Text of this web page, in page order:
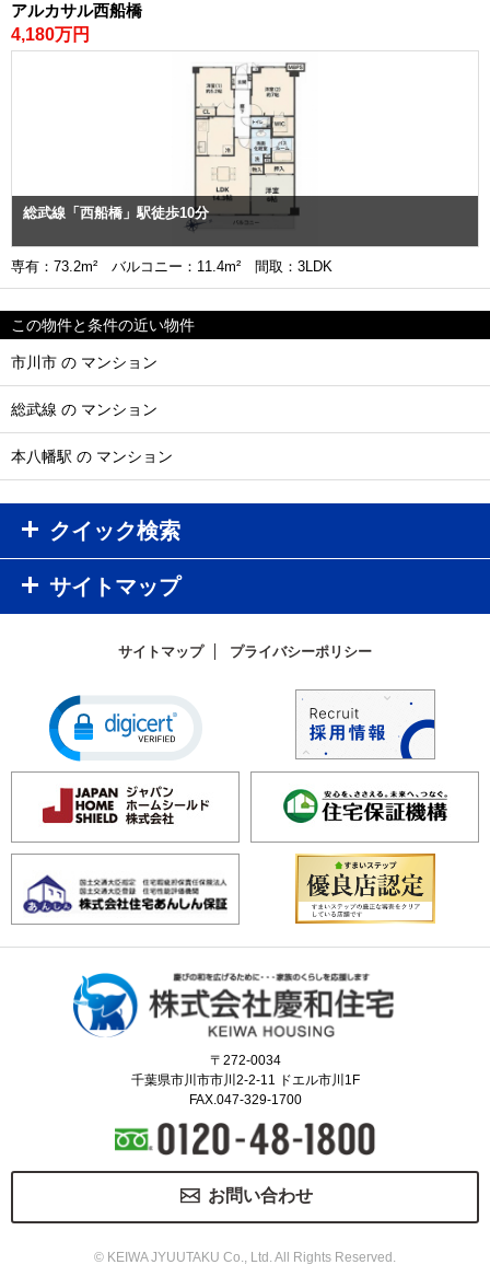
アルカサル西船橋
4,180万円
総武線「西船橋」駅徒歩10分
専有：73.2m² バルコニー：11.4m² 間取：3LDK
この物件と条件の近い物件
市川市 の マンション
総武線 の マンション
本八幡駅 の マンション
クイック検索
サイトマップ
サイトマップ プライバシーポリシー
〒272-0034
千葉県市川市市川2-2-11 ドエル市川1F
FAX.047-329-1700
お問い合わせ
© KEIWA JYUUTAKU Co., Ltd. All Rights Reserved.